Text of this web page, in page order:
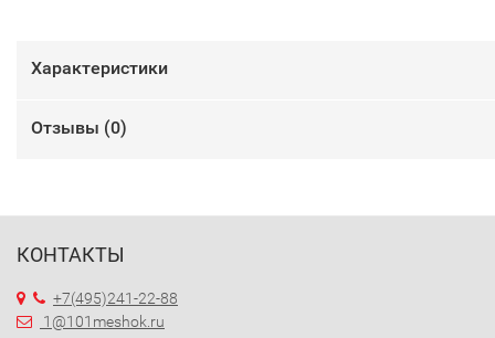
Характеристики
Отзывы (0)
КОНТАКТЫ
+7(495)241-22-88
1@101meshok.ru